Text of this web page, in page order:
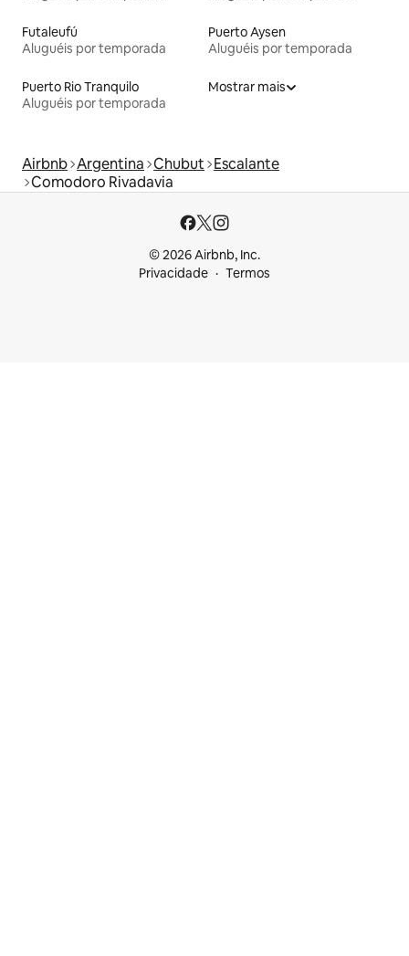
Futaleufú
Aluguéis por temporada
Puerto Aysen
Aluguéis por temporada
Puerto Rio Tranquilo
Aluguéis por temporada
Mostrar mais
Airbnb Argentina Chubut Escalante
Comodoro Rivadavia
© 2026 Airbnb, Inc.
Privacidade
Termos